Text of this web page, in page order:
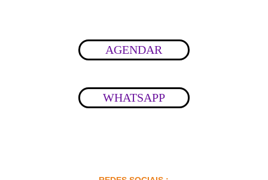
AGENDAR
WHATSAPP